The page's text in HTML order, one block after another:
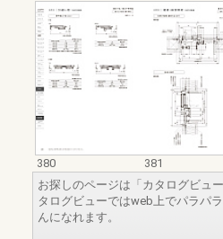
380
381
お探しのページは「カタログビュ
タログビューではweb上でパラパ
んになれます。